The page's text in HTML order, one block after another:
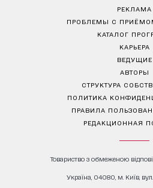
РЕКЛАМА
ПРОБЛЕМЫ С
КАТАЛОГ
КАРЬЕРА
ВЕДУЩИЕ
АВТОРЫ
СТРУКТУРА
ПОЛИТИКА
ПРАВИЛА
РЕДАКЦИОННАЯ
Товариство з обмеженою
Україна, 04080, м. Київ,